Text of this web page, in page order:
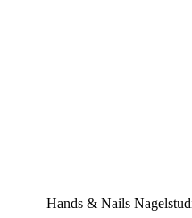
Hands & Nails